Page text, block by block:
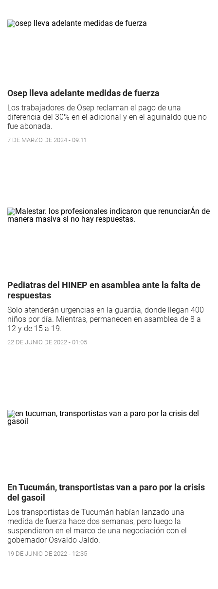
Osep lleva adelante medidas de fuerza
Los trabajadores de Osep reclaman el pago de una
diferencia del 30% en el adicional y en el aguinaldo que no
fue abonada.
7 DE MARZO DE 2024 - 09:11
Pediatras del HINEP en asamblea ante la falta de
respuestas
Solo atenderán urgencias en la guardia, donde llegan 400
niños por día. Mientras, permanecen en asamblea de 8 a
12 y de 15 a 19.
22 DE JUNIO DE 2022 - 01:05
En Tucumán, transportistas van a paro por la crisis
del gasoil
Los transportistas de Tucumán habían lanzado una
medida de fuerza hace dos semanas, pero luego la
suspendieron en el marco de una negociación con el
gobernador Osvaldo Jaldo.
19 DE JUNIO DE 2022 - 12:35